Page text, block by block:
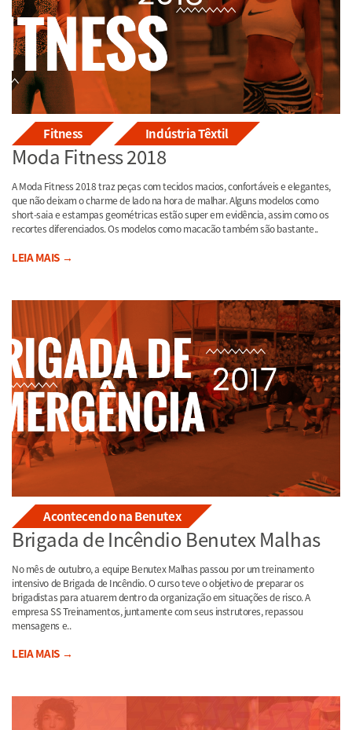
Fitness Indústria Têxtil
Moda Fitness 2018
A Moda Fitness 2018 traz peças com tecidos macios, confortáveis e elegantes,
que não deixam o charme de lado na hora de malhar. Alguns modelos como
short-saia e estampas geométricas estão super em evidência, assim como os
recortes diferenciados. Os modelos como macacão também são bastante..
LEIA MAIS →
Acontecendo na Benutex
Brigada de Incêndio Benutex Malhas
No mês de outubro, a equipe Benutex Malhas passou por um treinamento
intensivo de Brigada de Incêndio. O curso teve o objetivo de preparar os
brigadistas para atuarem dentro da organização em situações de risco. A
empresa SS Treinamentos, juntamente com seus instrutores, repassou
mensagens e..
LEIA MAIS →